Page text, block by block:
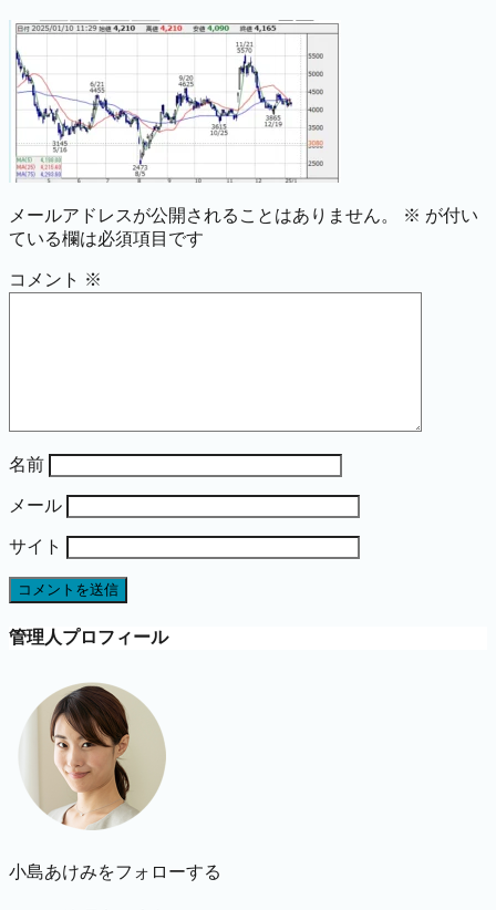
メールアドレスが公開されることはありません。 ※ が付い
ている欄は必須項目です
コメント ※
名前
メール
サイト
管理人プロフィール
小島あけみをフォローする